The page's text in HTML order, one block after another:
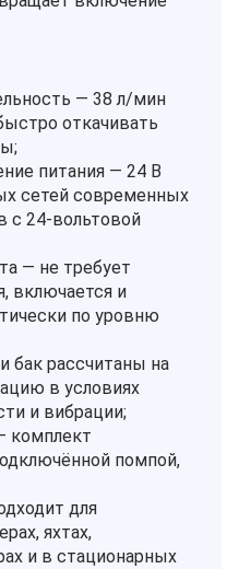
— 38 л/мин
откачивать
питания — 24 В
сетей современных
с 24‑вольтовой
— не требует
включается и
по уровню
бак рассчитаны на
в условиях
и вибрации;
комплект
помпой,
для
яхтах,
и в стационарных